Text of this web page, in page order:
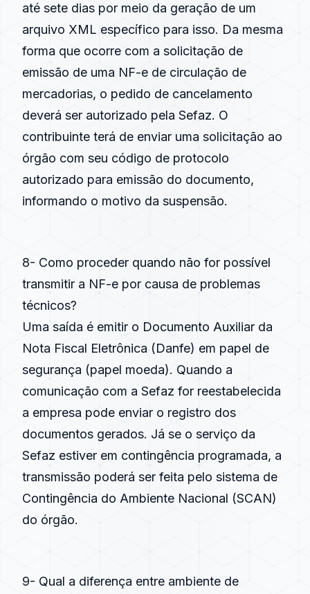
até sete dias por meio da geração de um
arquivo XML específico para isso. Da mesma
forma que ocorre com a solicitação de
emissão de uma NF-e de circulação de
mercadorias, o pedido de cancelamento
deverá ser autorizado pela Sefaz. O
contribuinte terá de enviar uma solicitação ao
órgão com seu código de protocolo
autorizado para emissão do documento,
informando o motivo da suspensão.
8- Como proceder quando não for possível
transmitir a NF-e por causa de problemas
técnicos?
Uma saída é emitir o Documento Auxiliar da
Nota Fiscal Eletrônica (Danfe) em papel de
segurança (papel moeda). Quando a
comunicação com a Sefaz for reestabelecida
a empresa pode enviar o registro dos
documentos gerados. Já se o serviço da
Sefaz estiver em contingência programada, a
transmissão poderá ser feita pelo sistema de
Contingência do Ambiente Nacional (SCAN)
do órgão.
9- Qual a diferença entre ambiente de